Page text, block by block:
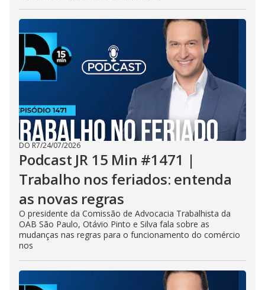
DO R7/24/07/2026
Podcast JR 15 Min #1471 |
Trabalho nos feriados: entenda
as novas regras
O presidente da Comissão de Advocacia Trabalhista da
OAB São Paulo, Otávio Pinto e Silva fala sobre as
mudanças nas regras para o funcionamento do comércio
nos